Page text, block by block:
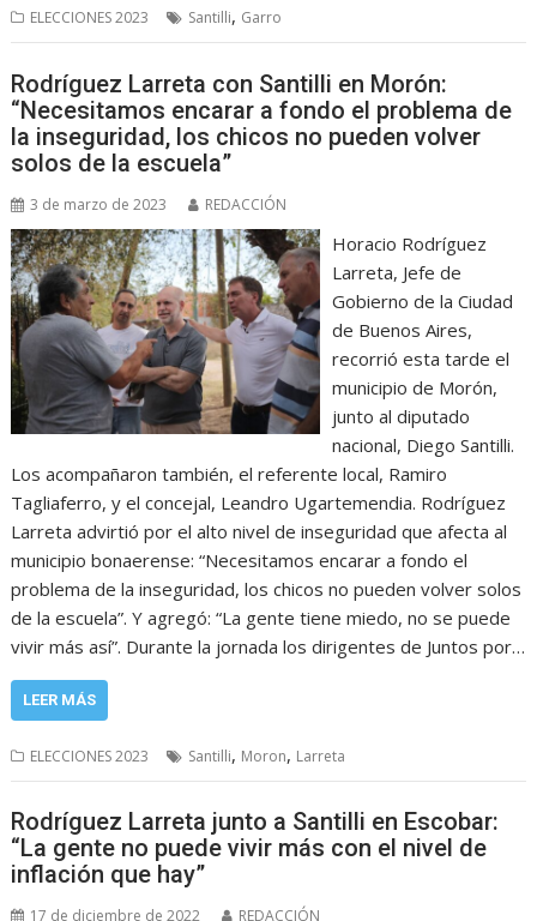
ELECCIONES 2023 Santilli, Garro
Rodríguez Larreta con Santilli en Morón:
“Necesitamos encarar a fondo el problema de
la inseguridad, los chicos no pueden volver
solos de la escuela”
3 de marzo de 2023 REDACCIÓN
Horacio Rodríguez
Larreta, Jefe de
Gobierno de la Ciudad
de Buenos Aires,
recorrió esta tarde el
municipio de Morón,
junto al diputado
nacional, Diego Santilli.
Los acompañaron también, el referente local, Ramiro
Tagliaferro, y el concejal, Leandro Ugartemendia. Rodríguez
Larreta advirtió por el alto nivel de inseguridad que afecta al
municipio bonaerense: “Necesitamos encarar a fondo el
problema de la inseguridad, los chicos no pueden volver solos
de la escuela”. Y agregó: “La gente tiene miedo, no se puede
vivir más así”. Durante la jornada los dirigentes de Juntos por…
LEER MÁS
ELECCIONES 2023 Santilli, Moron, Larreta
Rodríguez Larreta junto a Santilli en Escobar:
“La gente no puede vivir más con el nivel de
inflación que hay”
17 de diciembre de 2022 REDACCIÓN